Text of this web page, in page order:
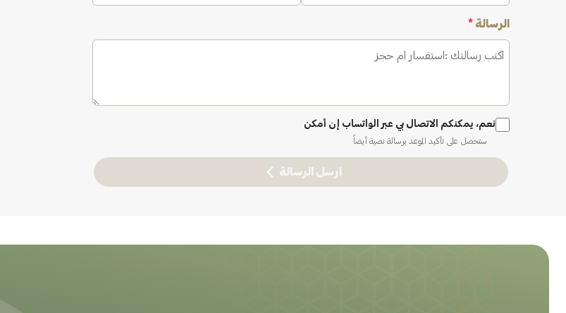
الرسالة *
نعم، يمكنكم الاتصال بي عبر الواتساب إن أمكن
ستحصل على تأكيد الموعد برسالة نصية أيضاً
ارسل الرسالة